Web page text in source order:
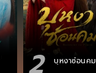
2 บุหงาซ่อนคม